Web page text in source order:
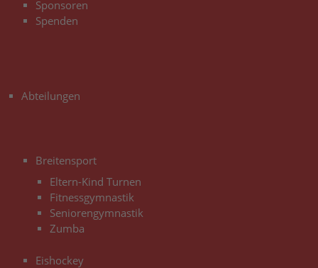
Sponsoren
Spenden
Abteilungen
Breitensport
Eltern-Kind Turnen
Fitnessgymnastik
Seniorengymnastik
Zumba
Eishockey